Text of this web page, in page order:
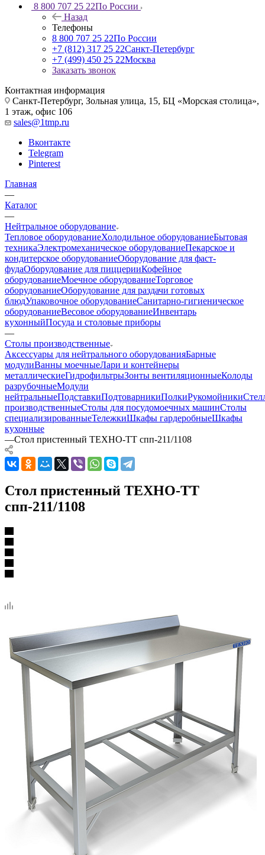
8 800 707 25 22По России
Назад
Телефоны
8 800 707 25 22По России
+7 (812) 317 25 22Санкт-Петербург
+7 (499) 450 25 22Москва
Заказать звонок
Контактная информация
Санкт-Петербург, Зольная улица, 15, БЦ «Морская столица»,
1 этаж, офис 106
sales@1tmp.ru
Вконтакте
Telegram
Pinterest
Главная
—
Каталог
—
Нейтральное оборудование
Тепловое оборудованиеХолодильное оборудованиеБытовая
техникаЭлектромеханическое оборудованиеПекарское и
кондитерское оборудованиеОборудование для фаст-
фудаОборудование для пиццерииКофейное
оборудованиеМоечное оборудованиеТорговое
оборудованиеОборудование для раздачи готовых
блюдУпаковочное оборудованиеСанитарно-гигиеническое
оборудованиеВесовое оборудованиеИнвентарь
кухонныйПосуда и столовые приборы
—
Столы производственные
Аксессуары для нейтрального оборудованияБарные
модулиВанны моечныеЛари и контейнеры
металлическиеГидрофильтрыЗонты вентиляционныеКолоды
разрубочныеМодули
нейтральныеПодставкиПодтоварникиПолкиРукомойники
производственныеСтолы для посудомоечных машинСтолы
специализированныеТележкиШкафы гардеробныеШкафы
кухонные
—Стол пристенный ТЕХНО-ТТ спп-211/1108
Стол пристенный ТЕХНО-ТТ
спп-211/1108